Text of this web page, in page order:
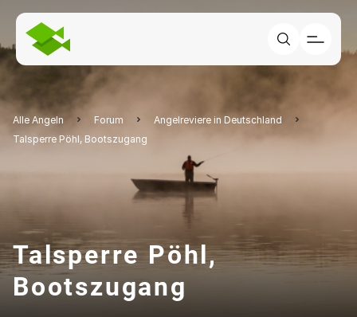
Alle Angeln Forum
Angelreviere in Deutschland
Talsperre Pöhl, Bootszugang
Talsperre Pöhl,
Bootszugang